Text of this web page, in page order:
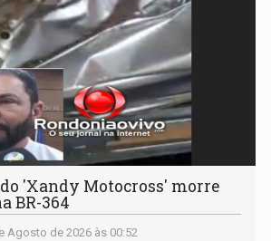
do 'Xandy Motocross' morre
BR-364
Agosto de 2026 às 00:52